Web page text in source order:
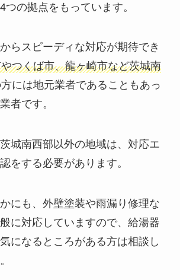
つの拠点をもっています。
らスピーディな対応が期待でき
つくば市、龍ヶ崎市など茨城南
には地元業者であることもあっ
者です。
城南西部以外の地域は、対応エ
をする必要があります。
にも、外壁塗装や雨漏り修理な
に対応していますので、給湯器
になるところがある方は相談し